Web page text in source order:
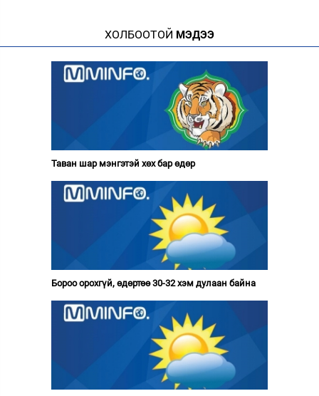
ХОЛБООТОЙ МЭДЭЭ
Таван шар мэнгэтэй хөх бар өдөр
Бороо орохгүй, өдөртөө 30-32 хэм дулаан байна